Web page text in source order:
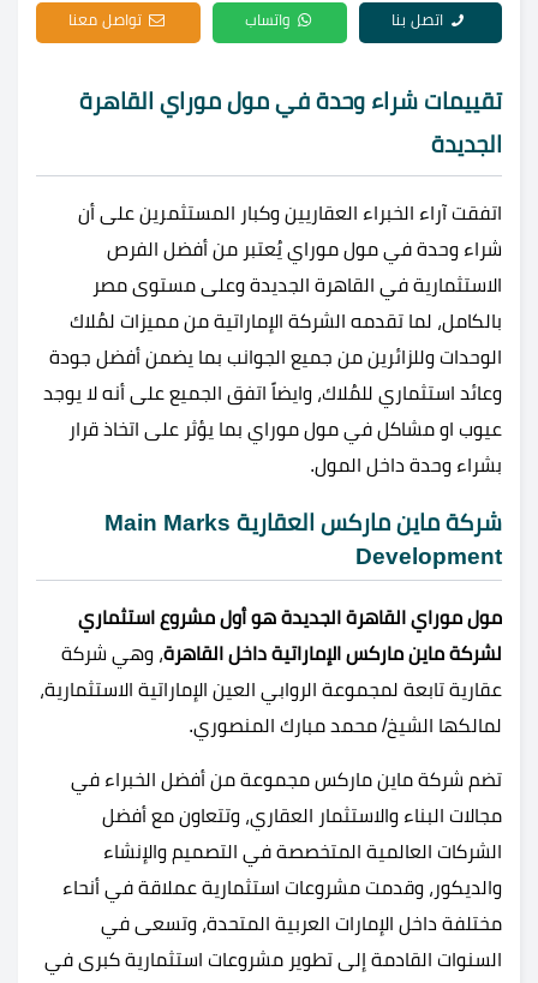
اتصل بنا واتساب تواصل معنا
تقييمات شراء وحدة في مول موراي القاهرة
الجديدة
اتفقت آراء الخبراء العقاريين وكبار المستثمرين على أن
شراء وحدة في مول موراي يُعتبر من أفضل الفرص
الاستثمارية في القاهرة الجديدة وعلى مستوى مصر
بالكامل، لما تقدمه الشركة الإماراتية من مميزات لمُلاك
الوحدات وللزائرين من جميع الجوانب بما يضمن أفضل جودة
وعائد استثماري للمُلاك، وايضاً اتفق الجميع على أنه لا يوجد
عيوب او مشاكل في مول موراي بما يؤثر على اتخاذ قرار
بشراء وحدة داخل المول.
شركة ماين ماركس العقارية Main Marks
Development
مول موراي القاهرة الجديدة هو أول مشروع استثماري
لشركة ماين ماركس الإماراتية داخل القاهرة، وهي شركة
عقارية تابعة لمجموعة الروابي العين الإماراتية الاستثمارية،
لمالكها الشيخ/ محمد مبارك المنصوري.
تضم شركة ماين ماركس مجموعة من أفضل الخبراء في
مجالات البناء والاستثمار العقاري، وتتعاون مع أفضل
الشركات العالمية المتخصصة في التصميم والإنشاء
والديكور، وقدمت مشروعات استثمارية عملاقة في أنحاء
مختلفة داخل الإمارات العربية المتحدة، وتسعى في
السنوات القادمة إلى تطوير مشروعات استثمارية كبرى في